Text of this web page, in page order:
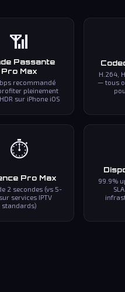
📶
Passante
Pro Max
recommandé
pleinement
sur iPhone iOS
H.264,
— tous
⏱️
Pro Max
2 secondes (vs 5-
services IPTV
standards)
99.9%